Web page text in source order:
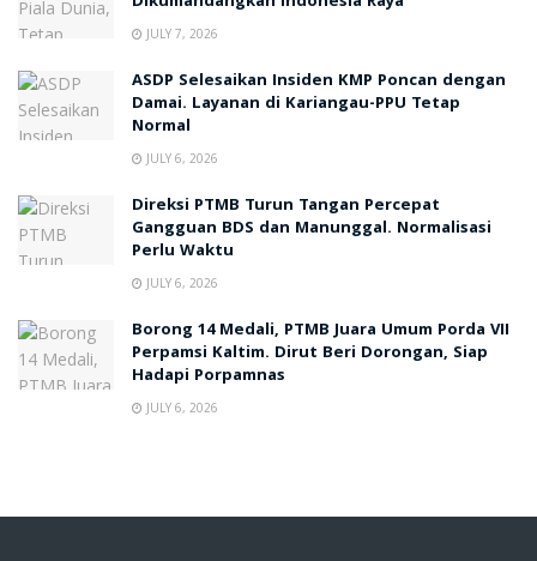
JULY 7, 2026
ASDP Selesaikan Insiden KMP Poncan dengan
Damai. Layanan di Kariangau-PPU Tetap
Normal
JULY 6, 2026
Direksi PTMB Turun Tangan Percepat
Gangguan BDS dan Manunggal. Normalisasi
Perlu Waktu
JULY 6, 2026
Borong 14 Medali, PTMB Juara Umum Porda VII
Perpamsi Kaltim. Dirut Beri Dorongan, Siap
Hadapi Porpamnas
JULY 6, 2026